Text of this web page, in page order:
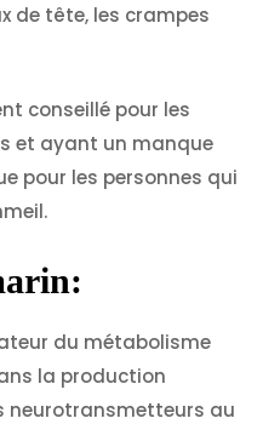
de tête, les crampes
conseillé pour les
et ayant un manque
pour les personnes qui
du métabolisme
la production
neurotransmetteurs au